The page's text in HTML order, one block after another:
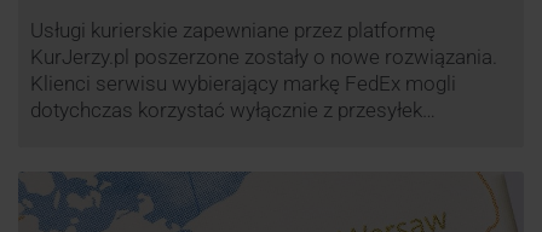
Usługi kurierskie zapewniane przez platformę
KurJerzy.pl poszerzone zostały o nowe rozwiązania.
Klienci serwisu wybierający markę FedEx mogli
dotychczas korzystać wyłącznie z przesyłek
zdecydowanie szersze. FedEx na KurJerzy.pl
zapewnia również przesyłki importowe.